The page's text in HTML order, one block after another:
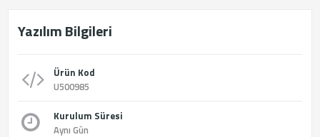
Yazılım Bilgileri
Ürün Kod
U500985
Kurulum Süresi
Aynı Gün